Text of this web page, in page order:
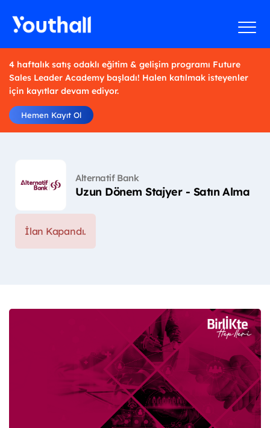
4 haftalık satış odaklı eğitim & gelişim programı Future
Sales Leader Academy başladı! Halen katılmak isteyenler
için kayıtlar devam ediyor.
Hemen Kayıt Ol
Alternatif Bank
Uzun Dönem Stajyer - Satın Alma
İlan Kapandı.